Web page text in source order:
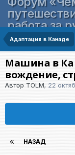
работа за
Адаптация в Канаде
Машина в
вождение,
Автор TOLM, 22
НАЗАД